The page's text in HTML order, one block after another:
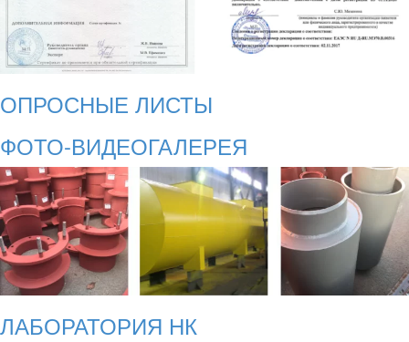
ОПРОСНЫЕ ЛИСТЫ
ФОТО-ВИДЕОГАЛЕРЕЯ
ЛАБОРАТОРИЯ НК